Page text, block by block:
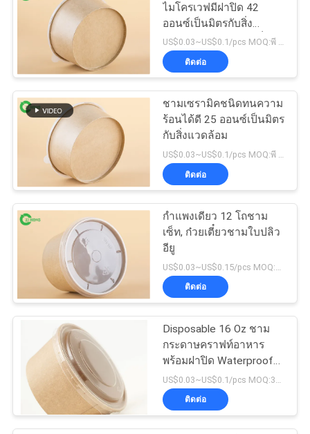
ข่าว
ขอ
เสนอ
ราคา
แผนผัง
เว็บไซต์
นโยบาย
ความ
เป็น
ไมโครเวฟมีฝาปิด 42
ออนซ์เป็นมิตรกับสิ่ง
แวดล้อมสำหรับก๋วยเตี๋ยว US$0.03~US$0.1/pcs MOQ:พี 3000
ติดต่อ
ชามเซรามิคชนิดทนความ
ร้อนได้ดี 25 ออนซ์เป็นมิตร
กับสิ่งแวดล้อม
US$0.03~US$0.1/pcs MOQ:พี 3000
ติดต่อ
กำแพงเดียว 12 โถชาม
เซ็ท, ก๋วยเตี๋ยวชามใบปลิว
อียู
ติดต่อ
Disposable 16 Oz ชาม
กระดาษคราฟท์อาหาร
พร้อมฝาปิด Waterproof
สำหรับซุป
ติดต่อ